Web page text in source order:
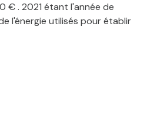
€ . 2021 étant l'année de
l'énergie utilisés pour établir